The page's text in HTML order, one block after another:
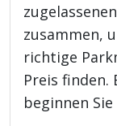
zusammen,
richtige
Preis finden.
beginnen